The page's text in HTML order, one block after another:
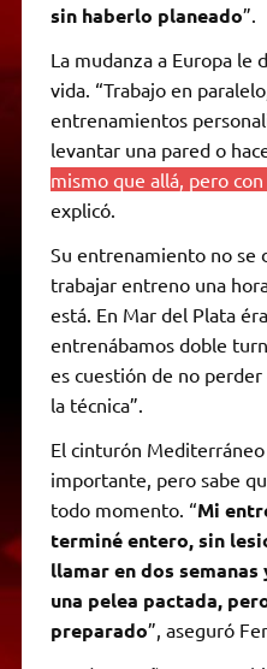
sin haberlo planeado”.
La mudanza a Europa le
vida. “Trabajo en
entrenamientos
levantar una pared o
mismo que allá, pero
explicó.
Su entrenamiento no se
trabajar entreno una
está. En Mar del Plata
entrenábamos doble
es cuestión de no
la técnica”.
El cinturón
importante, pero sabe
todo momento. “Mi
terminé entero, sin
llamar en dos
una pelea pactada,
preparado”, aseguró